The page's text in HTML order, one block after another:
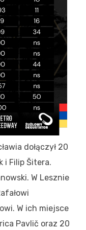
dołączył 20
i Filip Šitera.
W Lesznie
W ich miejsce
Pavlič oraz 20